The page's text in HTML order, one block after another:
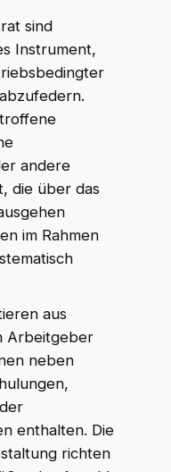
sind
Instrument,
andere
die über das
im Rahmen
aus
Arbeitgeber
neben
enthalten. Die
richten